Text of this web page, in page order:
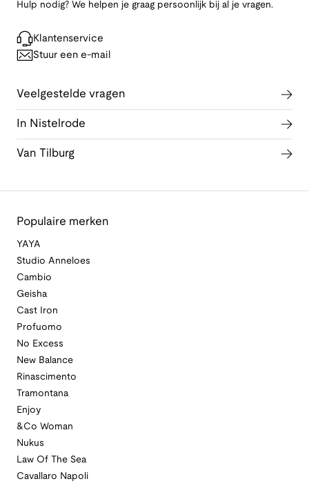
Hulp nodig? We helpen je graag persoonlijk bij al je vragen.
Klantenservice
Stuur een e-mail
Veelgestelde vragen
In Nistelrode
Van Tilburg
Populaire merken
YAYA
Studio Anneloes
Cambio
Geisha
Cast Iron
Profuomo
No Excess
New Balance
Rinascimento
Tramontana
Enjoy
&Co Woman
Nukus
Law Of The Sea
Cavallaro Napoli